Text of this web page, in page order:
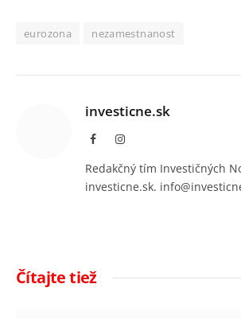
eurozona nezamestnanost
investicne.sk
FacebookInstagram
Redakčný tím Investičných
investicne.sk.
Čítajte tiež